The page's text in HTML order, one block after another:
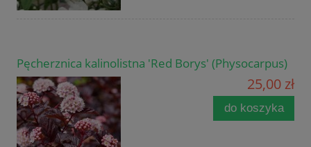
Pęcherznica kalinolistna 'Red Borys' (Physocarpus)
25,00 zł
do koszyka